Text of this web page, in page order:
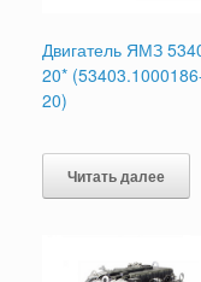
Двигатель ЯМЗ
20*
20)
Читать далее